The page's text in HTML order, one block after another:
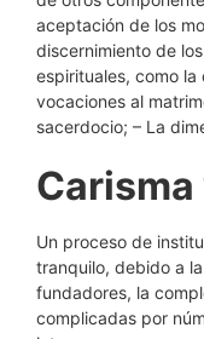
aceptación de los
discernimiento de
espirituales, como la
vocaciones al
sacerdocio; – La
Un proceso de
tranquilo, debido a
fundadores, la
complicadas por